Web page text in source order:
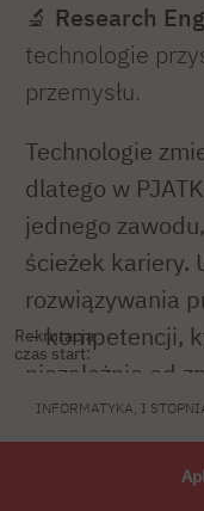
Rekrutacja
czas start:
INFORMATYKA, I
🔬 Research
technologie
przemysłu.
Technologie
dlatego w
jednego
ścieżek kariery.
rozwiązywania
– kompetencji,
niezależnie od
Po ukończeniu
przygotowany